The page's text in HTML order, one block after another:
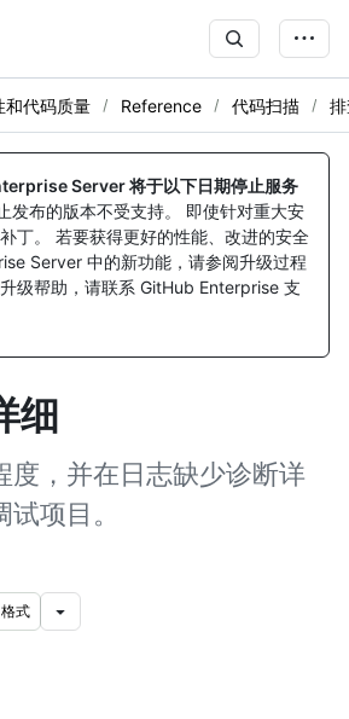
和代码质量 Reference 代码扫描
Server 将于以下日期停止服务
发布的版本不受支持。 即使针对重大安
丁。 若要获得更好的性能、改进的安全
Server 中的新功能，请参阅升级过程
级帮助，请联系 GitHub Enterprise 支
细
度，并在日志缺少诊断详
项目。
式